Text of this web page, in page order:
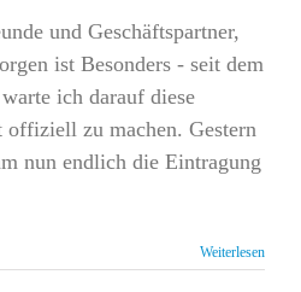
und Geschäftspartner,
ist Besonders - seit dem
ich darauf diese
offiziell zu machen. Gestern
nun endlich die Eintragung
Weiterlesen